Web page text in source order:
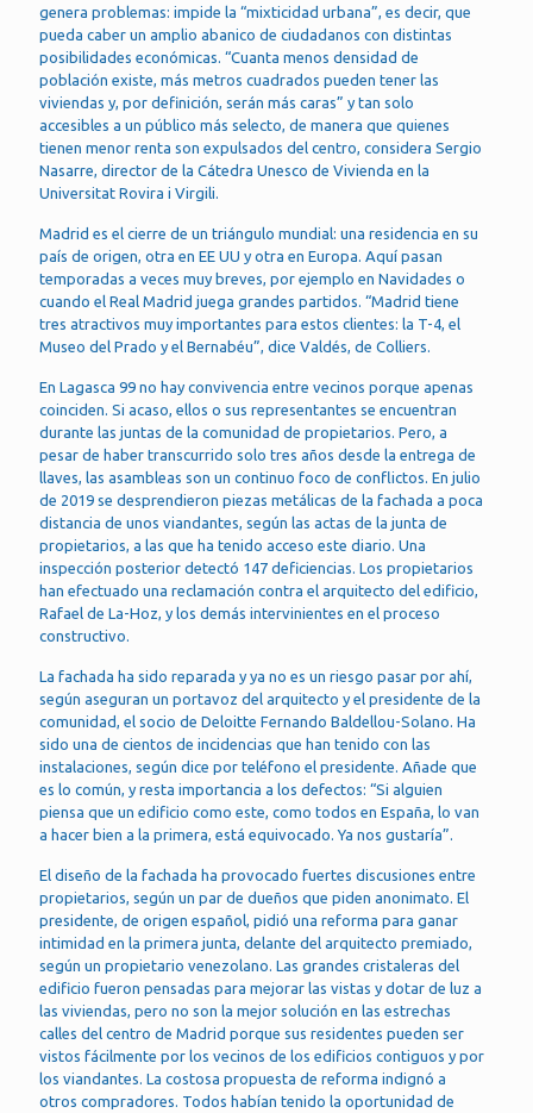
genera problemas: impide la “mixticidad urbana”, es decir, que
pueda caber un amplio abanico de ciudadanos con distintas
posibilidades económicas. “Cuanta menos densidad de
población existe, más metros cuadrados pueden tener las
viviendas y, por definición, serán más caras” y tan solo
accesibles a un público más selecto, de manera que quienes
tienen menor renta son expulsados del centro, considera Sergio
Nasarre, director de la Cátedra Unesco de Vivienda en la
Universitat Rovira i Virgili.
Madrid es el cierre de un triángulo mundial: una residencia en su
país de origen, otra en EE UU y otra en Europa. Aquí pasan
temporadas a veces muy breves, por ejemplo en Navidades o
cuando el Real Madrid juega grandes partidos. “Madrid tiene
tres atractivos muy importantes para estos clientes: la T-4, el
Museo del Prado y el Bernabéu”, dice Valdés, de Colliers.
En Lagasca 99 no hay convivencia entre vecinos porque apenas
coinciden. Si acaso, ellos o sus representantes se encuentran
durante las juntas de la comunidad de propietarios. Pero, a
pesar de haber transcurrido solo tres años desde la entrega de
llaves, las asambleas son un continuo foco de conflictos. En julio
de 2019 se desprendieron piezas metálicas de la fachada a poca
distancia de unos viandantes, según las actas de la junta de
propietarios, a las que ha tenido acceso este diario. Una
inspección posterior detectó 147 deficiencias. Los propietarios
han efectuado una reclamación contra el arquitecto del edificio,
Rafael de La-Hoz, y los demás intervinientes en el proceso
constructivo.
La fachada ha sido reparada y ya no es un riesgo pasar por ahí,
según aseguran un portavoz del arquitecto y el presidente de la
comunidad, el socio de Deloitte Fernando Baldellou-Solano. Ha
sido una de cientos de incidencias que han tenido con las
instalaciones, según dice por teléfono el presidente. Añade que
es lo común, y resta importancia a los defectos: “Si alguien
piensa que un edificio como este, como todos en España, lo van
a hacer bien a la primera, está equivocado. Ya nos gustaría”.
El diseño de la fachada ha provocado fuertes discusiones entre
propietarios, según un par de dueños que piden anonimato. El
presidente, de origen español, pidió una reforma para ganar
intimidad en la primera junta, delante del arquitecto premiado,
según un propietario venezolano. Las grandes cristaleras del
edificio fueron pensadas para mejorar las vistas y dotar de luz a
las viviendas, pero no son la mejor solución en las estrechas
calles del centro de Madrid porque sus residentes pueden ser
vistos fácilmente por los vecinos de los edificios contiguos y por
los viandantes. La costosa propuesta de reforma indignó a
otros compradores. Todos habían tenido la oportunidad de